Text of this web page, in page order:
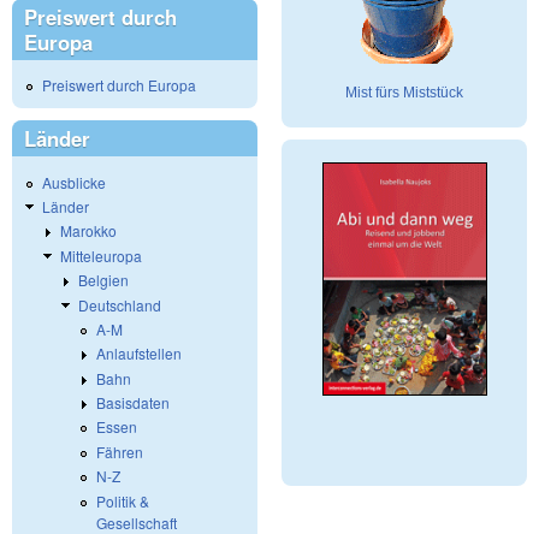
Preiswert durch
Europa
Preiswert durch Europa
Länder
Ausblicke
Länder
Marokko
Mitteleuropa
Belgien
Deutschland
A-M
Anlaufstellen
Bahn
Basisdaten
Essen
Fähren
N-Z
Politik &
Gesellschaft
Mist fürs Miststück